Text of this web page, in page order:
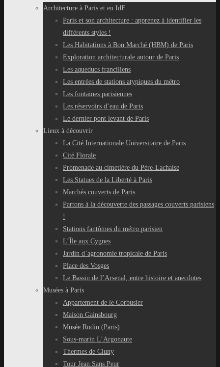
Architecture à Paris et en IdF
Paris et son architecture : apprenez à identifier les
différents styles !
Les Habitations à Bon Marché (HBM) de Paris
Exploration architecturale autour de Paris
Les aqueducs franciliens
Les entrées de stations atypiques du métro
Les fontaines parisiennes
Les réservoirs d’eau de Paris
Le dernier pont levant de Paris
Lieux à découvrir
La Cité Internationale Universitaire de Paris
Cité Florale
Promenade au cimetière du Père-Lachaise
Les Statues de la Liberté à Paris
Marchés couverts de Paris
Partons à la découverte des passages couverts parisiens
!
Stations fantômes du métro parisien
L’Île aux Cygnes
Jardin d’agronomie tropicale de Paris
Place des Vosges
Le Bassin de l’Arsenal, entre histoire et anecdotes
Musées à Paris
Appartement de le Corbusier
Maison Gainsbourg
Musée Rodin (Paris)
Sous-marin L’Argonaute
Thermes de Cluny
Tour Jean Sans Peur